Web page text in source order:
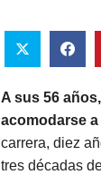
A sus 56
acomodarse
carrera, diez
tres décadas